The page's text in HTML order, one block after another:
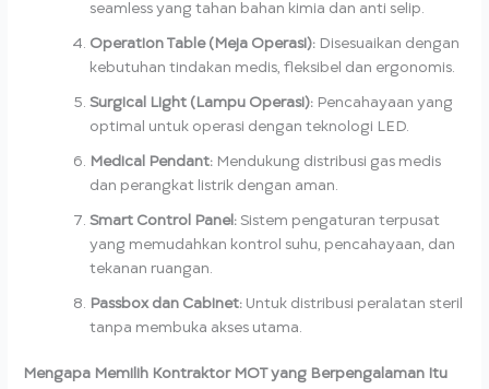
seamless yang tahan bahan kimia dan anti selip.
Operation Table (Meja Operasi): Disesuaikan dengan
kebutuhan tindakan medis, fleksibel dan ergonomis.
Surgical Light (Lampu Operasi): Pencahayaan yang
optimal untuk operasi dengan teknologi LED.
Medical Pendant: Mendukung distribusi gas medis
dan perangkat listrik dengan aman.
Smart Control Panel:Sistem pengaturan terpusat
yang memudahkan kontrol suhu, pencahayaan, dan
tekanan ruangan.
Passbox dan Cabinet: Untuk distribusi peralatan steril
tanpa membuka akses utama.
Mengapa Memilih Kontraktor MOT yang Berpengalaman Itu